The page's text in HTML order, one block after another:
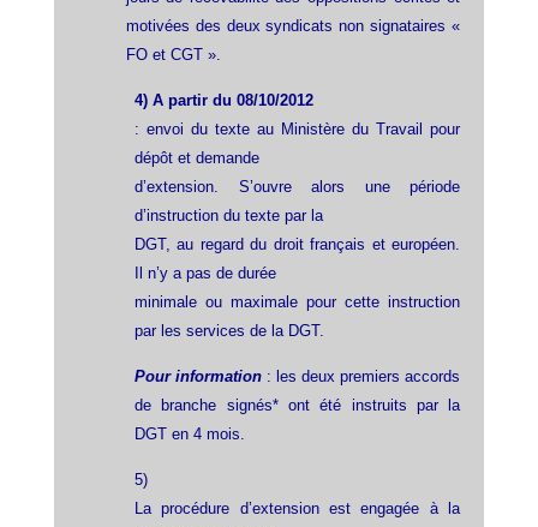
motivées des deux syndicats non signataires «
FO et CGT ».
4) A partir du 08/10/2012
: envoi du texte au Ministère du Travail pour
dépôt et demande
d’extension. S’ouvre alors une période
d’instruction du texte par la
DGT, au regard du droit français et européen.
Il n’y a pas de durée
minimale ou maximale pour cette instruction
par les services de la DGT.
Pour information : les deux premiers accords
de branche signés* ont été instruits par la
DGT en 4 mois.
5)
La procédure d’extension est engagée à la